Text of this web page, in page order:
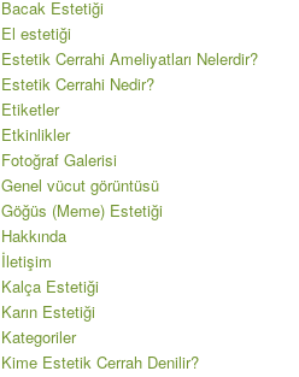
Bacak Estetiği
El estetiği
Estetik Cerrahi Ameliyatları Nelerdir?
Estetik Cerrahi Nedir?
Etiketler
Etkinlikler
Fotoğraf Galerisi
Genel vücut görüntüsü
Göğüs (Meme) Estetiği
Hakkında
İletişim
Kalça Estetiği
Karın Estetiği
Kategoriler
Kime Estetik Cerrah Denilir?